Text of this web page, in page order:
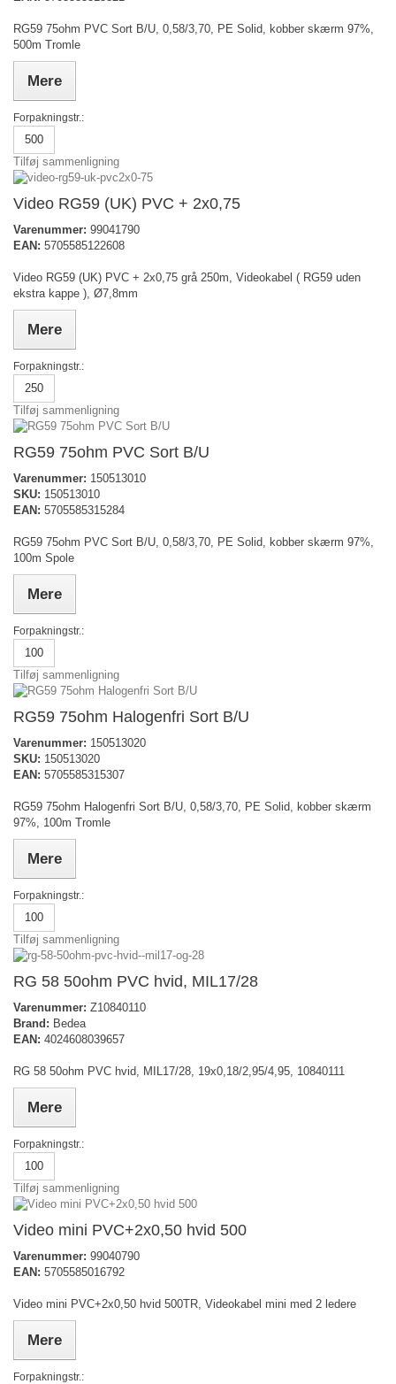
RG59 75ohm PVC Sort B/U, 0,58/3,70, PE Solid, kobber skærm 97%,
500m Tromle
Mere
Forpakningstr.:
500
Tilføj sammenligning
Video RG59 (UK) PVC + 2x0,75
Varenummer: 99041790
EAN: 5705585122608
Video RG59 (UK) PVC + 2x0,75 grå 250m, Videokabel ( RG59 uden
ekstra kappe ), Ø7,8mm
Mere
Forpakningstr.:
250
Tilføj sammenligning
RG59 75ohm PVC Sort B/U
Varenummer: 150513010
SKU: 150513010
EAN: 5705585315284
RG59 75ohm PVC Sort B/U, 0,58/3,70, PE Solid, kobber skærm 97%,
100m Spole
Mere
Forpakningstr.:
100
Tilføj sammenligning
RG59 75ohm Halogenfri Sort B/U
Varenummer: 150513020
SKU: 150513020
EAN: 5705585315307
RG59 75ohm Halogenfri Sort B/U, 0,58/3,70, PE Solid, kobber skærm
97%, 100m Tromle
Mere
Forpakningstr.:
100
Tilføj sammenligning
RG 58 50ohm PVC hvid, MIL17/28
Varenummer: Z10840110
Brand: Bedea
EAN: 4024608039657
RG 58 50ohm PVC hvid, MIL17/28, 19x0,18/2,95/4,95, 10840111
Mere
Forpakningstr.:
100
Tilføj sammenligning
Video mini PVC+2x0,50 hvid 500
Varenummer: 99040790
EAN: 5705585016792
Video mini PVC+2x0,50 hvid 500TR, Videokabel mini med 2 ledere
Mere
Forpakningstr.: